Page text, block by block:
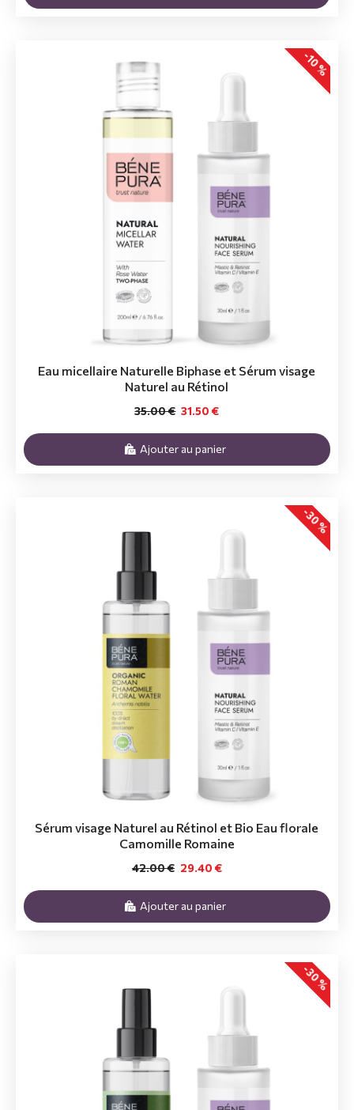
-10 %
Eau micellaire Naturelle Biphase et Sérum visage
Naturel au Rétinol
31.50 €
35.00 €
Ajouter au panier
-30 %
Sérum visage Naturel au Rétinol et Bio Eau florale
Camomille Romaine
29.40 €
42.00 €
Ajouter au panier
-30 %